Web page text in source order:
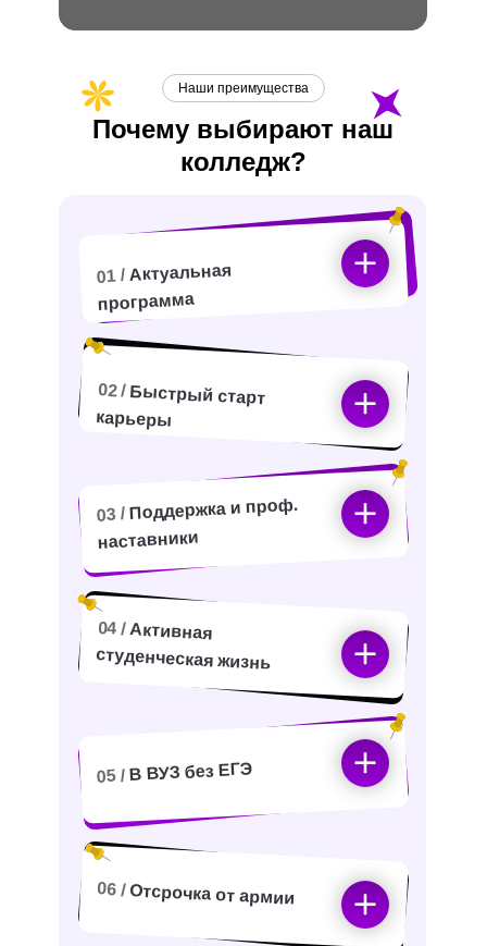
Почему выбирают наш
колледж?
Наши преимущества
01 / Актуальная
программа
02 / Быстрый старт
карьеры
04 /Активная
студенческая жизнь
05 / В ВУЗ без ЕГЭ
06 / Отсрочка от армии
03 / Поддержка и проф.
наставники